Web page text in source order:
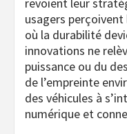
usagers
où la durabilité
innovations ne
puissance ou du
de l’empreinte
des véhicules à
numérique et